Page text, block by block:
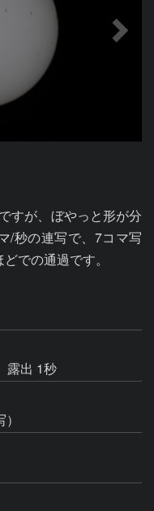
すが、ぼやっと形が分
/秒の連写で、7コマ写
での通過です。
露出 1秒